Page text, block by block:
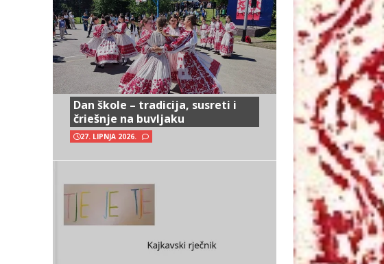
Dan škole – tradicija, susreti i
čriešnje na buvljaku
27. LIPNJA 2026.